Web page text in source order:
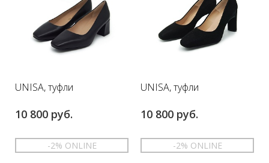
UNISA, туфли
10 800 руб.
-2% ONLINE
UNISA, туфли
10 800 руб.
-2% ONLINE